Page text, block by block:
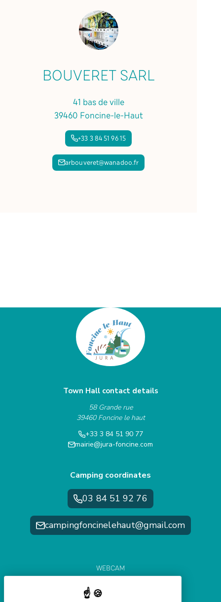
BOUVERET SARL
41 bas de ville
39460 Foncine-le-Haut
+33 3 84 51 96 15
arbouveret@wanadoo.fr
Town Hall contact details
58 Grande rue
39460 Foncine le haut
+33 3 84 51 90 77
mairie@jura-foncine.com
Camping coordinates
03 84 51 92 76
campingfoncinelehaut@gmail.com
WEBCAM
WEATHER FORECAST